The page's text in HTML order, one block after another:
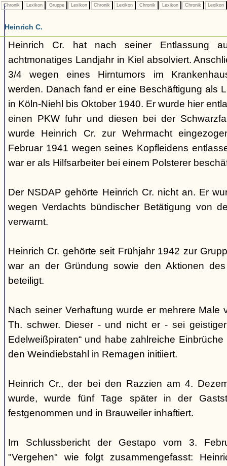
Chronik Lexikon Gruppe Lexikon Chronik Lexikon Chronik Lexikon Chronik Lexikon
Heinrich C.
Heinrich Cr. hat nach seiner Entlassung
achtmonatiges Landjahr in Kiel absolviert.
3/4 wegen eines Hirntumors im
werden. Danach fand er eine Beschäftigung als
in Köln-Niehl bis Oktober 1940. Er wurde hier
einen PKW fuhr und diesen bei der
wurde Heinrich Cr. zur Wehrmacht
Februar 1941 wegen seines Kopfleidens
war er als Hilfsarbeiter bei einem Polsterer
Der NSDAP gehörte Heinrich Cr. nicht an. Er
wegen Verdachts bündischer Betätigung von
verwarnt.
Heinrich Cr. gehörte seit Frühjahr 1942 zur
war an der Gründung sowie den Aktionen
beteiligt.
Nach seiner Verhaftung wurde er mehrere Male
Th. schwer. Dieser - und nicht er - sei
Edelweißpiraten“ und habe zahlreiche
den Weindiebstahl in Remagen initiiert.
Heinrich Cr., der bei den Razzien am 4.
wurde, wurde fünf Tage später in der
festgenommen und in Brauweiler inhaftiert.
Im Schlussbericht der Gestapo vom 3.
"Vergehen" wie folgt zusammengefasst: